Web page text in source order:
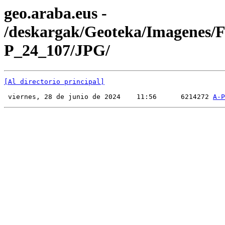
geo.araba.eus -
/deskargak/Geoteka/Imagenes/
P_24_107/JPG/
[Al directorio principal]
viernes, 28 de junio de 2024    11:56      6214272 A-